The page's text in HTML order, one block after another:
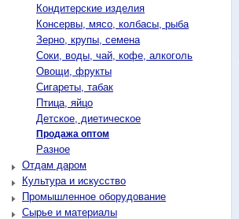
Кондитерские изделия
Консервы, мясо, колбасы, рыба
Зерно, крупы, семена
Соки, воды, чай, кофе, алкоголь
Овощи, фрукты
Сигареты, табак
Птица, яйцо
Детское, диетическое
Продажа оптом
Разное
Отдам даром
Культура и искусство
Промышленное оборудование
Сырье и материалы